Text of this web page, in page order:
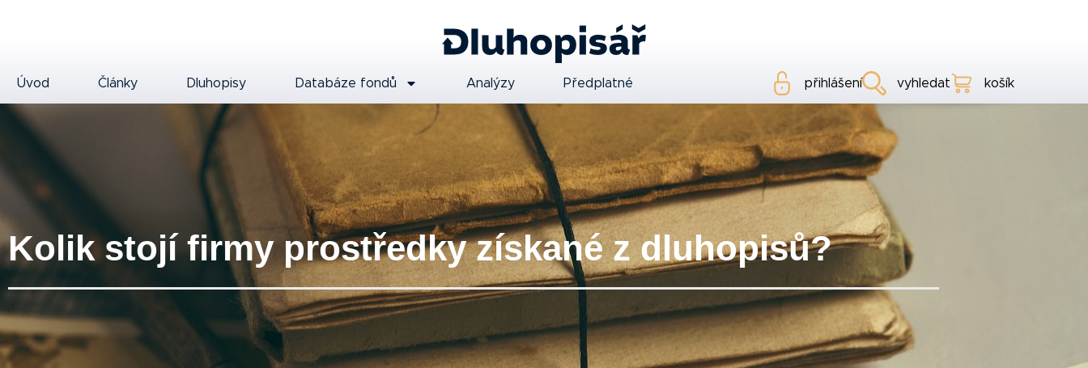
Úvod Články Dluhopisy Databáze fondů Analýzy Předplatné přihlášení vyhledat košík
Kolik stojí firmy prostředky získané z dluhopisů?